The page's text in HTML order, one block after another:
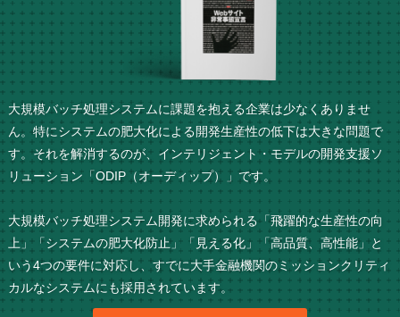
大規模バッチ処理システムに課題を抱える企業は少なくありませ
ん。特にシステムの肥大化による開発生産性の低下は大きな問題で
す。それを解消するのが、インテリジェント・モデルの開発支援ソ
リューション「ODIP（オーディップ）」です。
大規模バッチ処理システム開発に求められる「飛躍的な生産性の向
上」「システムの肥大化防止」「見える化」「高品質、高性能」と
いう4つの要件に対応し、すでに大手金融機関のミッションクリティ
カルなシステムにも採用されています。